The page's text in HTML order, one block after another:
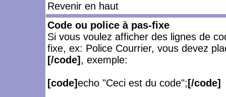
Revenir en haut
Code ou police à pas-fixe
Si vous voulez afficher des lignes de
fixe, ex: Police Courrier, vous devez
[/code] , exemple:
[code]echo "Ceci est du code"; [/code]